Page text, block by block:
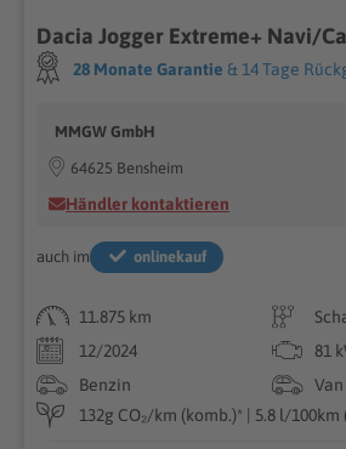
28 Monate Garantie & 14 Tage
MMGW GmbH
64625 Bensheim
Händler kontaktieren
auch im onlinekauf
11.875 km
12/2024
81
Benzin
Van
132g CO₂/km (komb.)* | 5.8 l/100km